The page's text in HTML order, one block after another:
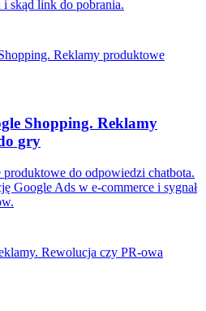
i skąd link do pobrania.
Shopping. Reklamy
gry
do odpowiedzi chatbota.
Google Ads w e-commerce i sygnał